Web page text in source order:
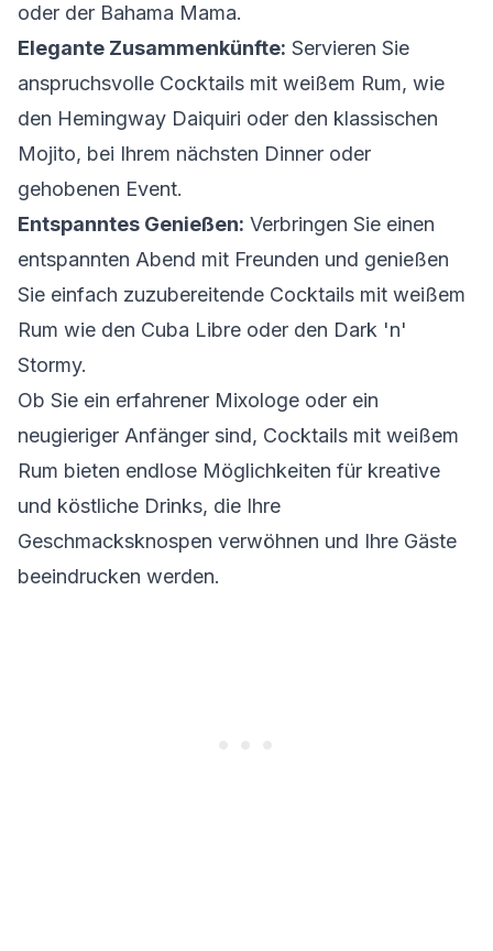
oder der Bahama Mama.
Elegante Zusammenkünfte: Servieren Sie
anspruchsvolle Cocktails mit weißem Rum, wie
den Hemingway Daiquiri oder den klassischen
Mojito, bei Ihrem nächsten Dinner oder
gehobenen Event.
Entspanntes Genießen: Verbringen Sie einen
entspannten Abend mit Freunden und genießen
Sie einfach zuzubereitende Cocktails mit weißem
Rum wie den Cuba Libre oder den Dark 'n'
Stormy.
Ob Sie ein erfahrener Mixologe oder ein
neugieriger Anfänger sind, Cocktails mit weißem
Rum bieten endlose Möglichkeiten für kreative
und köstliche Drinks, die Ihre
Geschmacksknospen verwöhnen und Ihre Gäste
beeindrucken werden.